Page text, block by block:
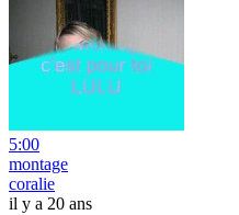
5:00
montage
coralie
il y a 20 ans